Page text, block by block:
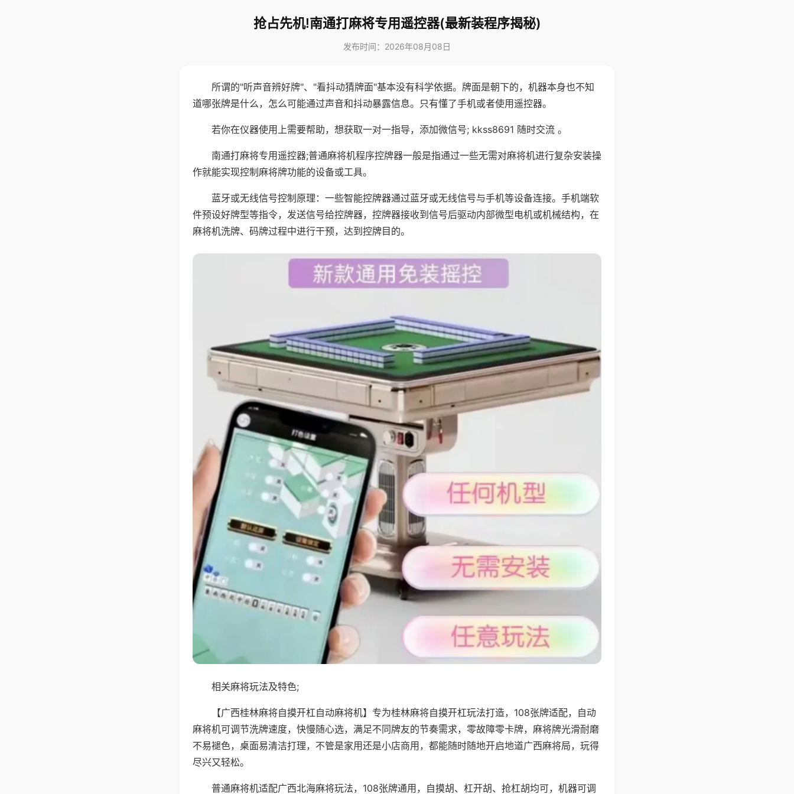
抢占先机!南通打麻将专用遥控器(最新装程序揭秘)
发布时间：2026年08月08日
所谓的"听声音辨好牌"、"看抖动猜牌面"基本没有科学依据。牌面是朝下的，机器本身也不知
道哪张牌是什么，怎么可能通过声音和抖动暴露信息。只有懂了手机或者使用遥控器。
若你在仪器使用上需要帮助，想获取一对一指导，添加微信号; kkss8691 随时交流 。
南通打麻将专用遥控器;普通麻将机程序控牌器一般是指通过一些无需对麻将机进行复杂安装操
作就能实现控制麻将牌功能的设备或工具。
蓝牙或无线信号控制原理：一些智能控牌器通过蓝牙或无线信号与手机等设备连接。手机端软
件预设好牌型等指令，发送信号给控牌器，控牌器接收到信号后驱动内部微型电机或机械结构，在
麻将机洗牌、码牌过程中进行干预，达到控牌目的。
相关麻将玩法及特色;
【广西桂林麻将自摸开杠自动麻将机】专为桂林麻将自摸开杠玩法打造，108张牌适配，自动
麻将机可调节洗牌速度，快慢随心选，满足不同牌友的节奏需求，零故障零卡牌，麻将牌光滑耐磨
不易褪色，桌面易清洁打理，不管是家用还是小店商用，都能随时随地开启地道广西麻将局，玩得
尽兴又轻松。
普通麻将机适配广西北海麻将玩法，108张牌通用，自摸胡、杠开胡、抢杠胡均可，机器可调